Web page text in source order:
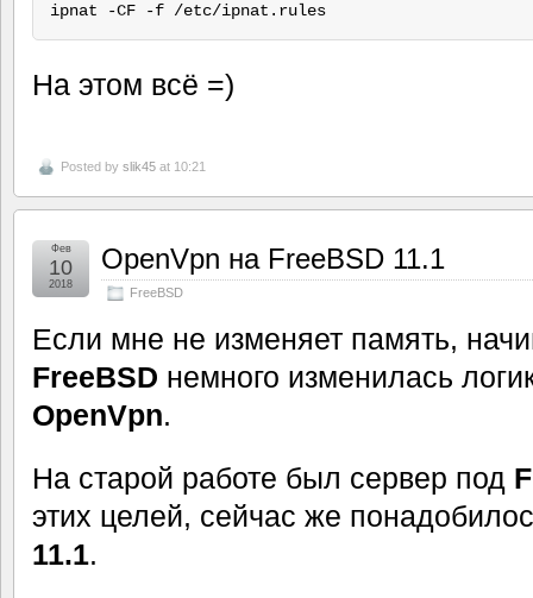
ipnat -CF -f /etc/ipnat.rules
На этом всё =)
Posted by slik45 at 10:21
OpenVpn на FreeBSD 11.1
FreeBSD
Фев
10
2018
Если мне не изменяет память,
FreeBSD немного изменилась
OpenVpn.
На старой работе был сервер под
этих целей, сейчас же
11.1.